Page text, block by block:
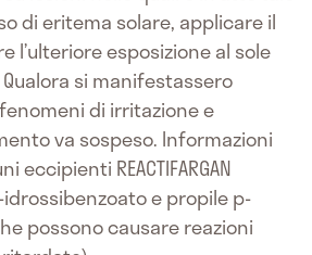
di eritema solare, applicare il
l’ulteriore esposizione al sole
si manifestassero
di irritazione e
va sospeso. Informazioni
REACTIFARGAN
e propile p-
possono causare reazioni